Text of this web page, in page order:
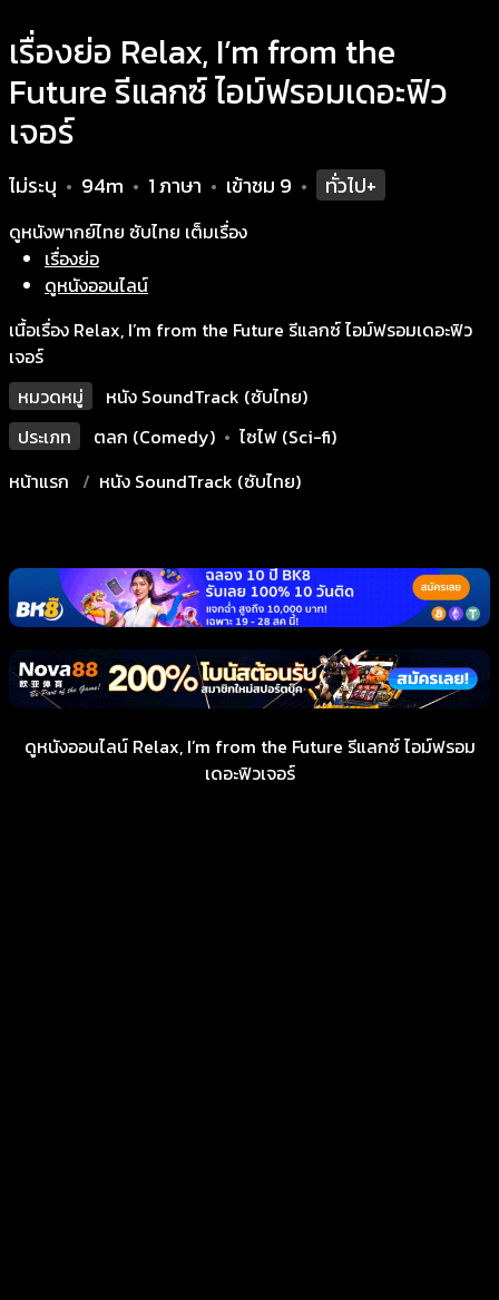
เรื่องย่อ Relax, I’m from the
Future รีแลกซ์ ไอม์ฟรอมเดอะฟิว
เจอร์
ไม่ระบุ • 94m • 1 ภาษา • เข้าชม 9 • ทั่วไป+
ดูหนังพากย์ไทย ซับไทย เต็มเรื่อง
เรื่องย่อ
ดูหนังออนไลน์
เนื้อเรื่อง Relax, I’m from the Future รีแลกซ์ ไอม์ฟรอมเดอะฟิว
เจอร์
หมวดหมู่
หนัง SoundTrack (ซับไทย)
ประเภท
ตลก (Comedy) • ไซไฟ (Sci-fi)
หน้าแรก
หนัง SoundTrack (ซับไทย)
ดูหนังออนไลน์ Relax, I’m from the Future รีแลกซ์ ไอม์ฟรอม
เดอะฟิวเจอร์